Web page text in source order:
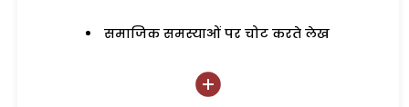
समाजिक समस्याओं पर चोट करते लेख